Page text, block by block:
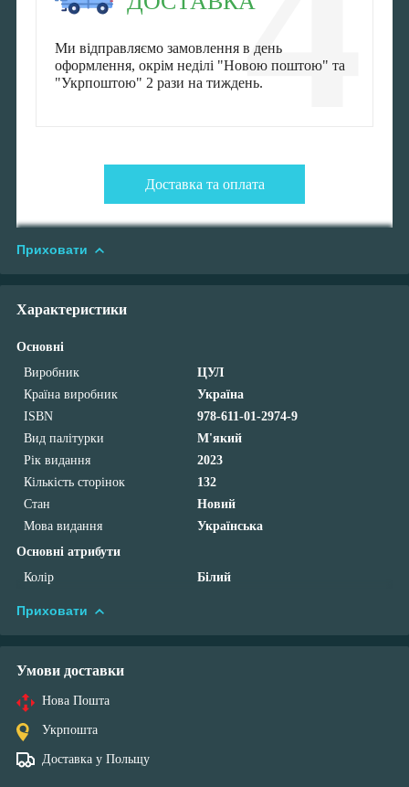
Ми відправляємо замовлення в день
оформлення, окрім неділі "Новою поштою" та
"Укрпоштою" 2 рази на тиждень.
Доставка та оплата
Приховати
Характеристики
Основні
Виробник
ЦУЛ
Країна виробник
Україна
ISBN
978-611-01-2974-9
Вид палітурки
М'який
Рік видання
2023
Кількість сторінок
132
Стан
Новий
Мова видання
Українська
Основні атрибути
Колір
Білий
Приховати
Умови доставки
Нова Пошта
Укрпошта
Доставка у Польщу